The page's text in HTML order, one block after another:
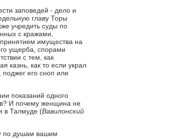
заповедей - дело и
главу Торы
учредить суды по
с кражами,
имущества на
ущерба, спорами
с тем, как
казнь, как то если украл
его сноп или
показаний одного
И почему женщина не
в Талмуде (Вавилонский
по душам вашим